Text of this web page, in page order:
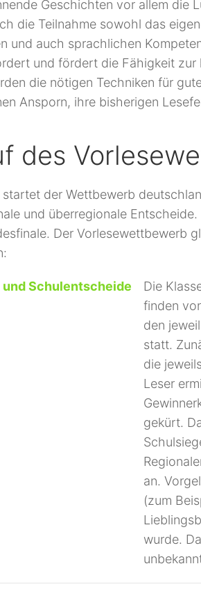
Geschichten vor allem die
die Teilnahme sowohl das
und auch sprachlichen
und fördert die Fähigkeit zur
die nötigen Techniken für
Ansporn, ihre bisherigen
des
der Wettbewerb
und überregionale
Der Vorlesewettbewerb
und Schulentscheide
Die
finden
den
statt.
die
Leser
gekürt.
an.
(zum
wurde.